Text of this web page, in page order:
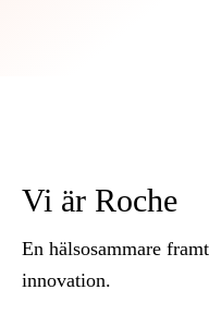
Vi är Roche
En hälsosammare
innovation.